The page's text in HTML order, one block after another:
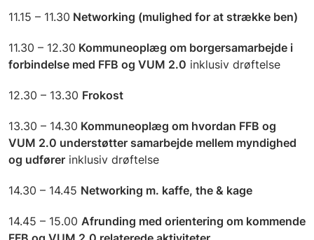
11.15 – 11.30 Networking (mulighed for at strække ben)
11.30 – 12.30 Kommuneoplæg om borgersamarbejde i
forbindelse med FFB og VUM 2.0 inklusiv drøftelse
12.30 – 13.30 Frokost
13.30 – 14.30 Kommuneoplæg om hvordan FFB og
VUM 2.0 understøtter samarbejde mellem myndighed
og udfører inklusiv drøftelse
14.30 – 14.45 Networking m. kaffe, the & kage
14.45 – 15.00 Afrunding med orientering om kommende